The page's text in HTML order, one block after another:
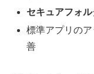
セキュアフォ
標準アプリの
善